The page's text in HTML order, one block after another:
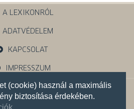
(cookie) használ a maximális
biztosítása érdekében.
A LEXIKONRÓL
ADATVÉDELEM
KAPCSOLAT
IMPRESSZUM
Budakeszi u. 38.
30 785 5595